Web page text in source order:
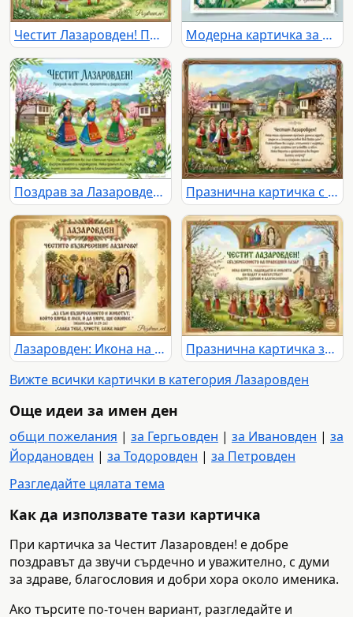
Честит Лазаровден! Пратете пролетна картичка с пожелание Модерна картичка за Лазаровден с пролетни пожелания
Поздрав за Лазаровден - традиция и пролетна красота Празнична картичка с пожелание за Лазаровден
Лазаровден: Икона на Възкресението на Лазар с Иисус Христос, ученици и сестрите му. Празнична картичка с библейски цитат.
Празнична картичка за Лазаровден с възкресението на Лазар, лазарки в носии и пролетен пейзаж.
Вижте всички картички в категория Лазаровден
Още идеи за имен ден
общи пожелания | за Гергьовден | за Ивановден | за
Йордановден | за Тодоровден | за Петровден
Разгледайте цялата тема
Как да използвате тази картичка
При картичка за Честит Лазаровден! е добре
поздравът да звучи сърдечно и уважително, с думи
за здраве, благословия и добри хора около именика.
Ако търсите по-точен вариант, разгледайте и